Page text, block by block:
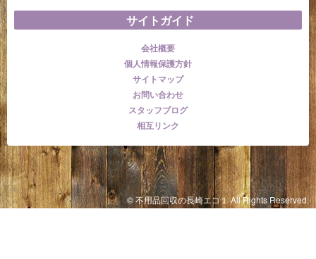
サイトガイド
会社概要
個人情報保護方針
サイトマップ
お問い合わせ
スタッフブログ
相互リンク
© 不用品回収の長崎エコ１ All Rights Reserved.